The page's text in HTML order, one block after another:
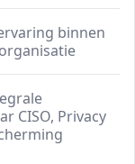
binnen
CISO, Privacy